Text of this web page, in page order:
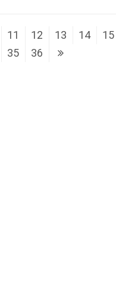
11 12 13 14 15
35 36